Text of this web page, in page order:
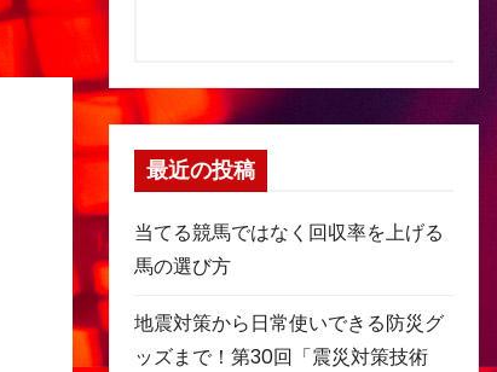
最近の投稿
当てる競馬ではなく回収率を上げる
馬の選び方
地震対策から日常使いできる防災グ
ッズまで！第30回「震災対策技術